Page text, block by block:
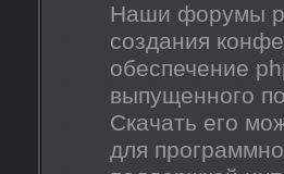
Наши форумы
создания
обеспечение
выпущенного
Скачать его
для